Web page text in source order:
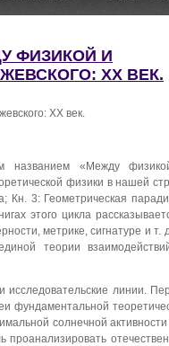
ФИЗИКОЙ И
XX ВЕК.
XX век.
названием «Между
физики в нашей
3: Геометрическая
этого цикла
метрике, сигнатуре и т.
теории
исследовательские линии.
фундаментальной
солнечной активности
проанализировать